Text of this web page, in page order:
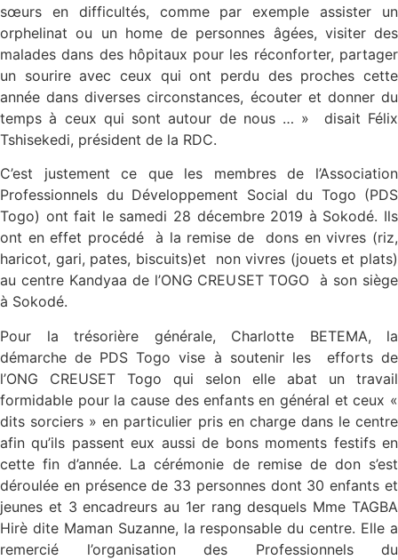
sœurs en difficultés, comme par exemple assister un
orphelinat ou un home de personnes âgées, visiter des
malades dans des hôpitaux pour les réconforter, partager
un sourire avec ceux qui ont perdu des proches cette
année dans diverses circonstances, écouter et donner du
temps à ceux qui sont autour de nous … » disait Félix
Tshisekedi, président de la RDC.
C’est justement ce que les membres de l’Association
Professionnels du Développement Social du Togo (PDS
Togo) ont fait le samedi 28 décembre 2019 à Sokodé. Ils
ont en effet procédé à la remise de dons en vivres (riz,
haricot, gari, pates, biscuits)et non vivres (jouets et plats)
au centre Kandyaa de l’ONG CREUSET TOGO à son siège
à Sokodé.
Pour la trésorière générale, Charlotte BETEMA, la
démarche de PDS Togo vise à soutenir les efforts de
l’ONG CREUSET Togo qui selon elle abat un travail
formidable pour la cause des enfants en général et ceux «
dits sorciers » en particulier pris en charge dans le centre
afin qu’ils passent eux aussi de bons moments festifs en
cette fin d’année. La cérémonie de remise de don s’est
déroulée en présence de 33 personnes dont 30 enfants et
jeunes et 3 encadreurs au 1er rang desquels Mme TAGBA
Hirè dite Maman Suzanne, la responsable du centre. Elle a
remercié l’organisation des Professionnels du